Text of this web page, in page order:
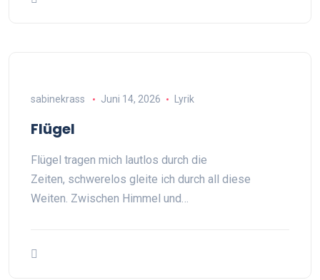
sabinekrass Juni 14, 2026 Lyrik
Flügel
Flügel tragen mich lautlos durch die
Zeiten, schwerelos gleite ich durch all diese
Weiten. Zwischen Himmel und…